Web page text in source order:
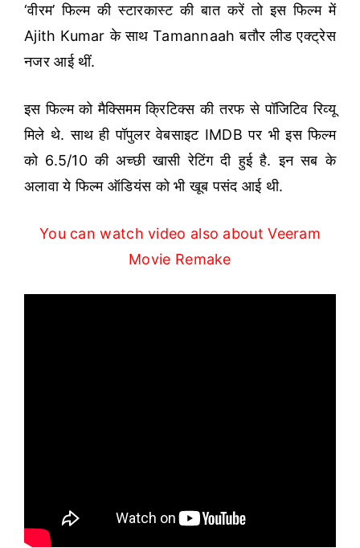
‘वीरम’ फिल्म की स्टारकास्ट की बात करें तो इस फिल्म में
Ajith Kumar के साथ Tamannaah बतौर लीड एक्ट्रेस
नजर आई थीं.
इस फिल्म को मैक्सिमम क्रिटिक्स की तरफ से पॉजिटिव रिव्यू
मिले थे. साथ ही पॉपुलर वेबसाइट IMDB पर भी इस फिल्म
को 6.5/10 की अच्छी खासी रेटिंग दी हुई है. इन सब के
अलावा ये फिल्म ऑडियंस को भी खूब पसंद आई थी.
You can watch video also about Veeram
Movie Remake